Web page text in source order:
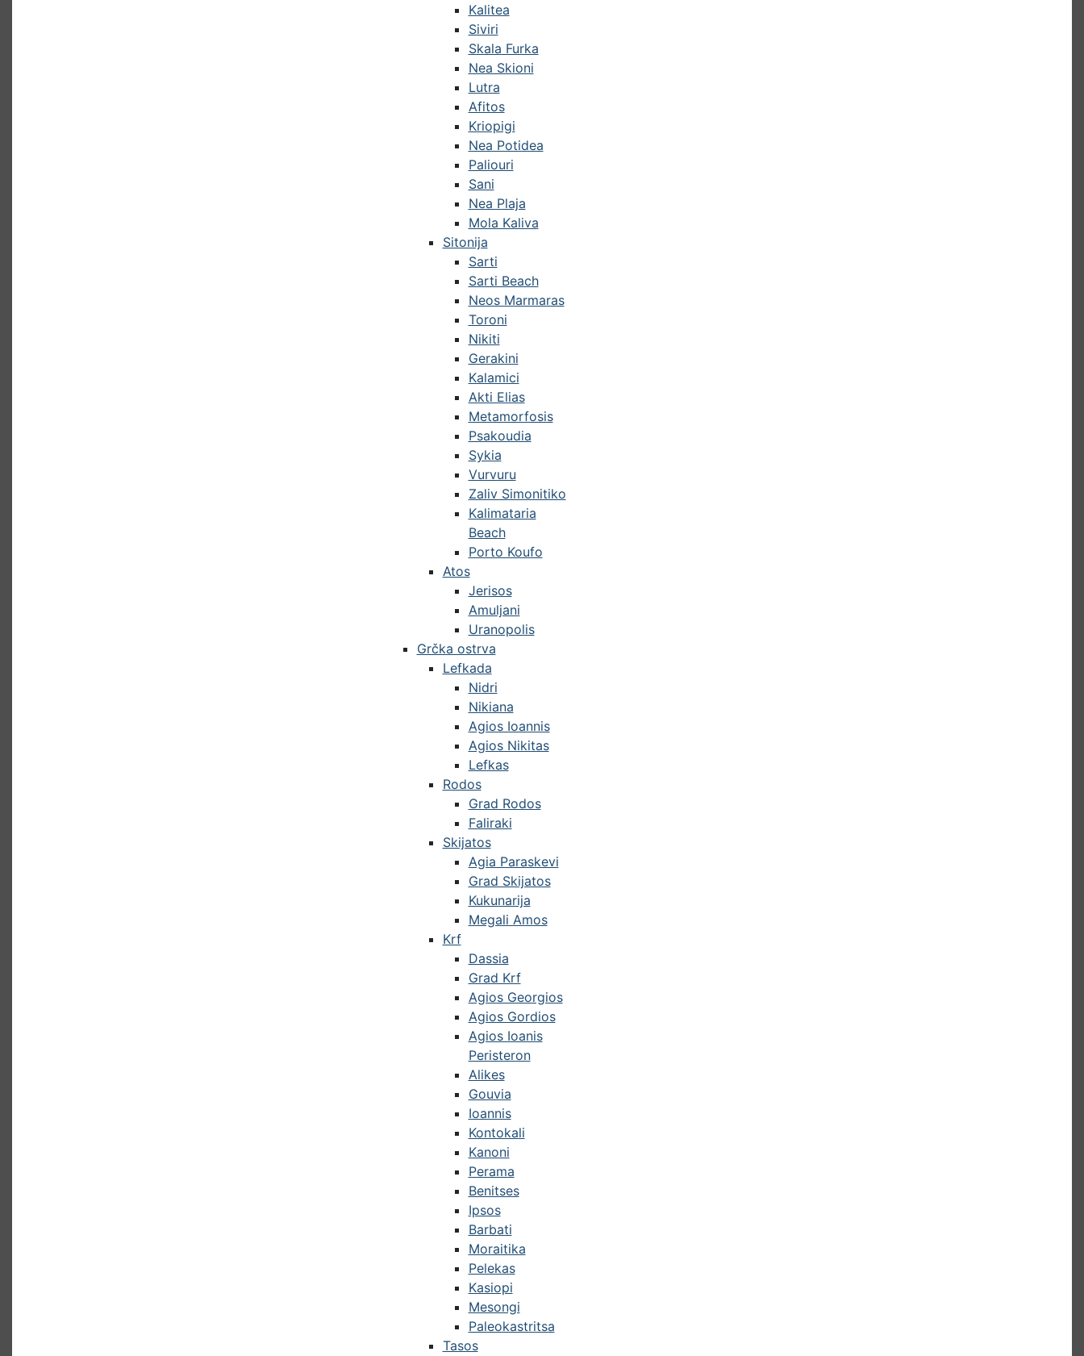
Kalitea
Siviri
Skala Furka
Nea Skioni
Lutra
Afitos
Kriopigi
Nea Potidea
Paliouri
Sani
Nea Plaja
Mola Kaliva
Sitonija
Sarti
Sarti Beach
Neos Marmaras
Toroni
Nikiti
Gerakini
Kalamici
Akti Elias
Metamorfosis
Psakoudia
Sykia
Vurvuru
Zaliv Simonitiko
Kalimataria
Beach
Porto Koufo
Atos
Jerisos
Amuljani
Uranopolis
Grčka ostrva
Lefkada
Nidri
Nikiana
Agios Ioannis
Agios Nikitas
Lefkas
Rodos
Grad Rodos
Faliraki
Skijatos
Agia Paraskevi
Grad Skijatos
Kukunarija
Megali Amos
Krf
Dassia
Grad Krf
Agios Georgios
Agios Gordios
Agios Ioanis
Peristeron
Alikes
Gouvia
Ioannis
Kontokali
Kanoni
Perama
Benitses
Ipsos
Barbati
Moraitika
Pelekas
Kasiopi
Mesongi
Paleokastritsa
Tasos